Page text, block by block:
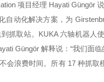
项目经理 Hayati Güngör
自动化解决方案，为
抓取站。KUKA 六轴机器人
Güngör 解释说：“我们面
会浪费时间。所有 17 种抓